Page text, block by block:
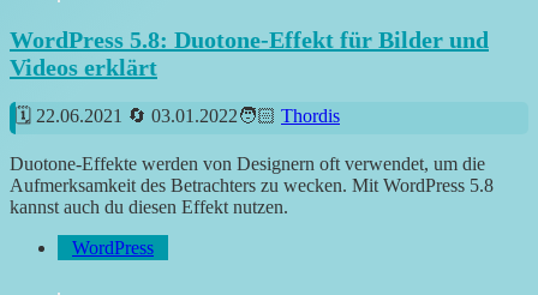
WordPress 5.8: Duotone-Effekt für Bilder und
Videos erklärt
22.06.2021 03.01.2022 Thordis
Duotone-Effekte werden von Designern oft verwendet, um die
Aufmerksamkeit des Betrachters zu wecken. Mit WordPress 5.8
kannst auch du diesen Effekt nutzen.
WordPress